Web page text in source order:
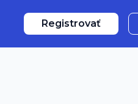
Registrovať